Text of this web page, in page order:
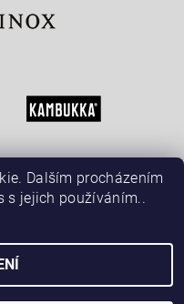
práva vyhrazena
Dalším procházením
s jejich používáním..